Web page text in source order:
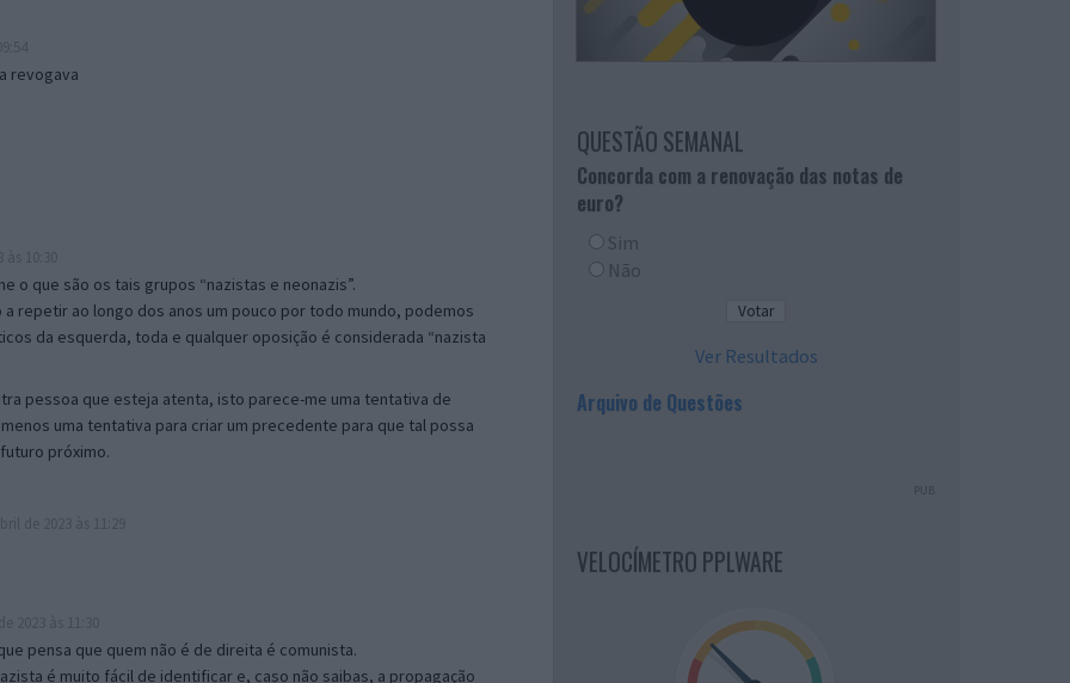
revogava
o que são os tais grupos “nazistas e neonazis”.
a repetir ao longo dos anos um pouco por todo mundo, podemos
da esquerda, toda e qualquer oposição é considerada “nazista
pessoa que esteja atenta, isto parece-me uma tentativa de
uma tentativa para criar um precedente para que tal possa
próximo.
pensa que quem não é de direita é comunista.
é muito fácil de identificar e, caso não saibas, a propagação
QUESTÃO SEMANAL
Concorda com a renovação das notas de
euro?
Sim
Não
Ver Resultados
Arquivo de Questões
PUB
VELOCÍMETRO PPLWARE